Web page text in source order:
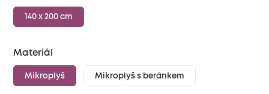
140 x 200 cm
Materiál
Mikroplyš Mikroplyš s beránkem